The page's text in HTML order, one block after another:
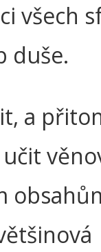
všech
duše.
a